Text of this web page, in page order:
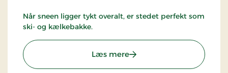
Når sneen ligger tykt overalt, er stedet perfekt som
ski- og kælkebakke.
Læs mere: Gedebjerget - Sæby